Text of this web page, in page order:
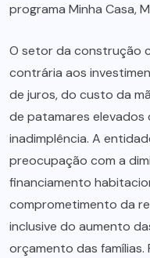
programa Minha Casa,
O setor da construção
contrária aos
de juros, do custo da
de patamares elevados
inadimplência. A
preocupação com a
financiamento
comprometimento da
inclusive do aumento
orçamento das famílias.